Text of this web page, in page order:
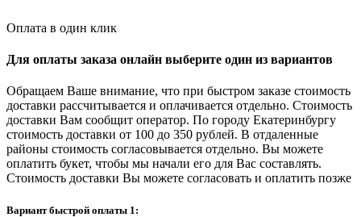
Оплата в один клик
Для оплаты заказа онлайн выберите один из вариантов
Обращаем Ваше внимание, что при быстром заказе стоимость
доставки рассчитывается и оплачивается отдельно. Стоимость
доставки Вам сообщит оператор. По городу Екатеринбургу
стоимость доставки от 100 до 350 рублей. В отдаленные
районы стоимость согласовывается отдельно. Вы можете
оплатить букет, чтобы мы начали его для Вас составлять.
Стоимость доставки Вы можете согласовать и оплатить позже
Вариант быстрой оплаты 1: